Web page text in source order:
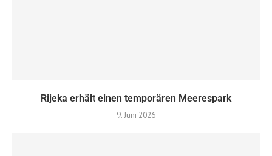
Rijeka erhält einen temporären Meerespark
9. Juni 2026